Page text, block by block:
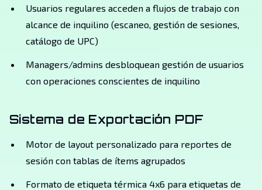
Usuarios regulares acceden a flujos de trabajo con
alcance de inquilino (escaneo, gestión de sesiones,
catálogo de UPC)
Managers/admins desbloquean gestión de usuarios
con operaciones conscientes de inquilino
Sistema de Exportación PDF
Motor de layout personalizado para reportes de
sesión con tablas de ítems agrupados
Formato de etiqueta térmica 4x6 para etiquetas de